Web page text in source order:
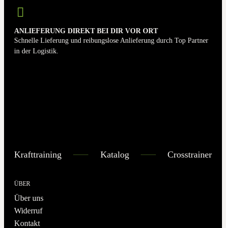
ANLIEFERUNG DIREKT BEI DIR VOR ORT
Schnelle Lieferung und reibungslose Anlieferung durch Top Partner
in der Logistik.
Krafttraining Katalog Crosstrainer
ÜBER
Über uns
Widerruf
Kontakt